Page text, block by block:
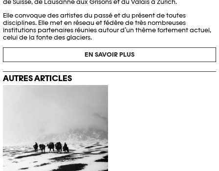
de Suisse, de Lausanne aux Grisons et du Valais à Zurich.
Elle convoque des artistes du passé et du présent de toutes
disciplines. Elle met en réseau et fédère de très nombreuses
institutions partenaires réunies autour d’un thème fortement actuel,
celui de la fonte des glaciers.
EN SAVOIR PLUS
AUTRES ARTICLES